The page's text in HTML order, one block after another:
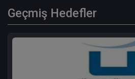
Geçmiş Hedefler